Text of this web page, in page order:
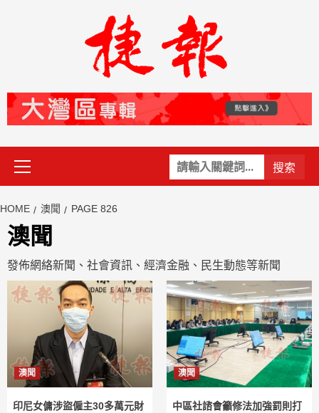
關
鍵
Primary
Menu
HOME 澳聞 PAGE 826
澳聞
發佈網絡新聞、社會資訊、經濟金融、民生動態等新聞
澳聞
印尼女傭涉盜僱主30多萬元財
澳聞
中區社諮會籲修法加強罰則打